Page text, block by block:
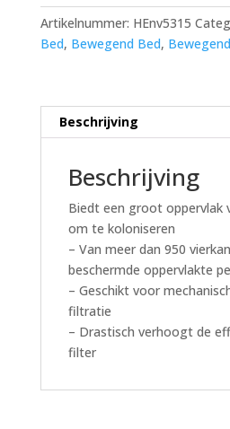
Evolution
Aqua
aantal
Artikelnummer: HEnv5315
Bed, Bewegend Bed,
Beschrijving
Beschrijving
Biedt een groot oppervlak
om te koloniseren
– Van meer dan 950
beschermde oppervlakte
– Geschikt voor
filtratie
– Drastisch verhoogt de
filter